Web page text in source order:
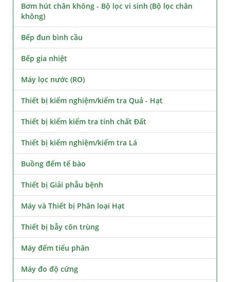
Bơm hút chân không - Bộ lọc vi sinh (Bộ lọc chân
không)
Bếp đun bình cầu
Bếp gia nhiệt
Máy lọc nước (RO)
Thiết bị kiểm nghiệm/kiểm tra Quả - Hạt
Thiết bị kiểm kiểm tra tính chất Đất
Thiết bị kiểm nghiệm/kiểm tra Lá
Buồng đếm tế bào
Thiết bị Giải phẫu bệnh
Máy và Thiết bị Phân loại Hạt
Thiết bị bẫy côn trùng
Máy đếm tiểu phân
Máy đo độ cứng